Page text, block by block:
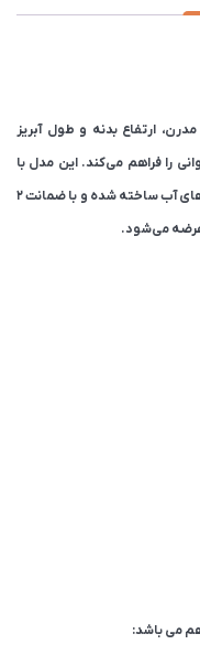
ارتفاع بدنه و طول آبریز
را فراهم می‌کند. این مدل با
آبکاری کروم براق مقاوم در برابر خط و خش و لکه‌های آب ساخته شده و با ضمانت ۲
می باشد: